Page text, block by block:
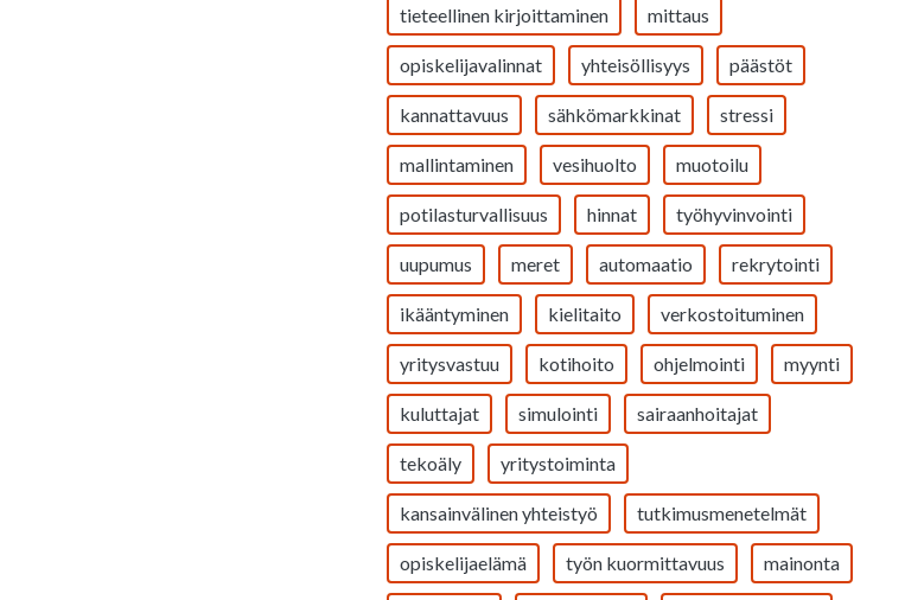
tieteellinen kirjoittaminen mittaus
opiskelijavalinnat yhteisöllisyys päästöt
kannattavuus sähkömarkkinat stressi
mallintaminen vesihuolto muotoilu
potilasturvallisuus hinnat työhyvinvointi
uupumus meret automaatio rekrytointi
ikääntyminen kielitaito verkostoituminen
yritysvastuu kotihoito ohjelmointi myynti
kuluttajat simulointi sairaanhoitajat
tekoäly yritystoiminta
kansainvälinen yhteistyö tutkimusmenetelmät
opiskelijaelämä työn kuormittavuus mainonta